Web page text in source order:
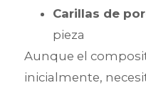
Carillas de
pieza
Aunque el
inicialmente,